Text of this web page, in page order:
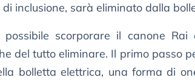
inclusione, sarà eliminato dalla
scorporare il canone Rai
del tutto eliminare. Il primo passo
bolletta elettrica, una forma di